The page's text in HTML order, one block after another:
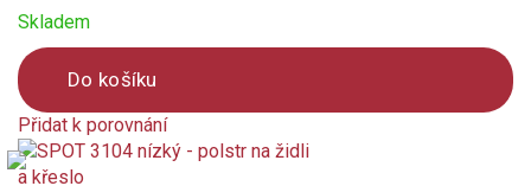
Skladem
Do košíku
Přidat k porovnání
Product
is